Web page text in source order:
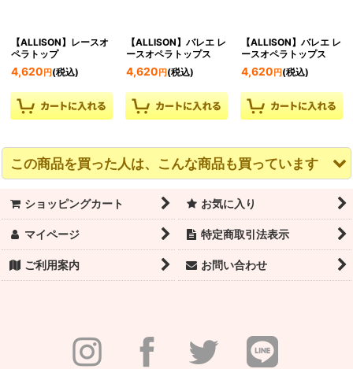
【ALLISON】レースオ
ペラトップ
4,620 円 (税込)
【ALLISON】バレエ レ
ースオペラトップス
4,620 円(税込)
【ALLISON】バレエ レ
ースオペラトップス
4,620 円(税込)
この商品を買った人は、こんな商品も買っています
ショッピングカート お気に入り
マイページ 特定商取引法表示
ご利用案内 お問い合わせ